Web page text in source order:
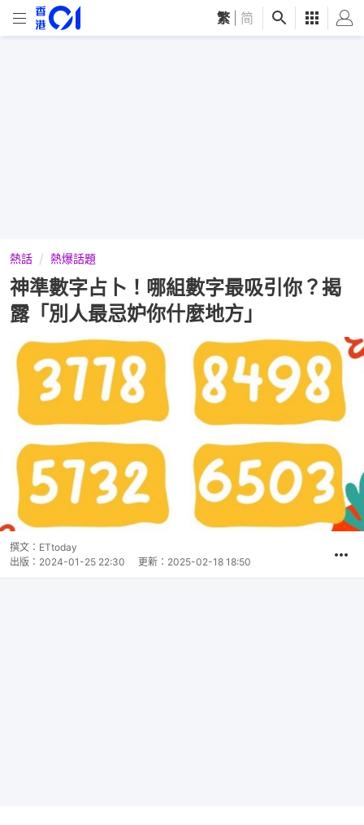
繁 简
熱話 熱爆話題
神準數字占卜！哪組數字最吸引你？揭
露「別人最忌妒你什麼地方」
撰文： ETtoday
出版： 2024-01-25 22:30 更新： 2025-02-18 18:50